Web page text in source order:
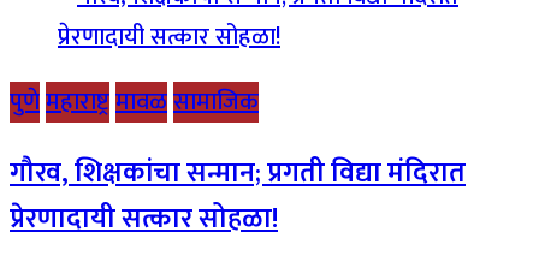
पुणेमहाराष्ट्रमावळसामाजिक
गौरव, शिक्षकांचा सन्मान; प्रगती विद्या मंदिरात
प्रेरणादायी सत्कार सोहळा!